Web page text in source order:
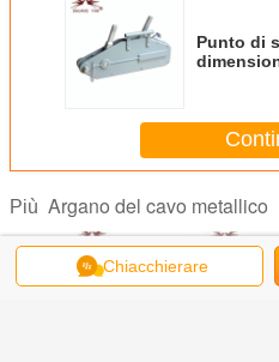
Punto di
elettrica
Più Argano del cavo metallico
Chiacchierare